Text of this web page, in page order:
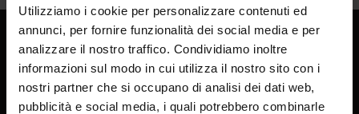
Utilizziamo i cookie per personalizzare contenuti ed
annunci, per fornire funzionalità dei social media e per
analizzare il nostro traffico. Condividiamo inoltre
informazioni sul modo in cui utilizza il nostro sito con i
nostri partner che si occupano di analisi dei dati web,
pubblicità e social media, i quali potrebbero combinarle